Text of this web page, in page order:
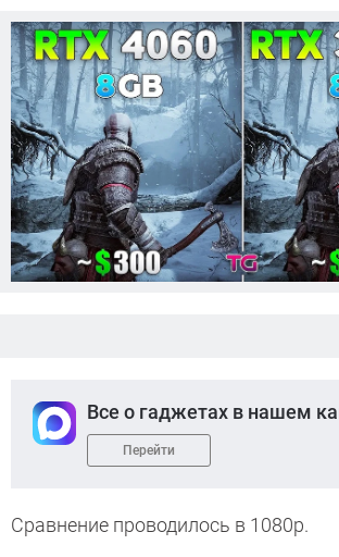
Все о гаджетах в нашем
Перейти
Сравнение проводилось в 1080p.